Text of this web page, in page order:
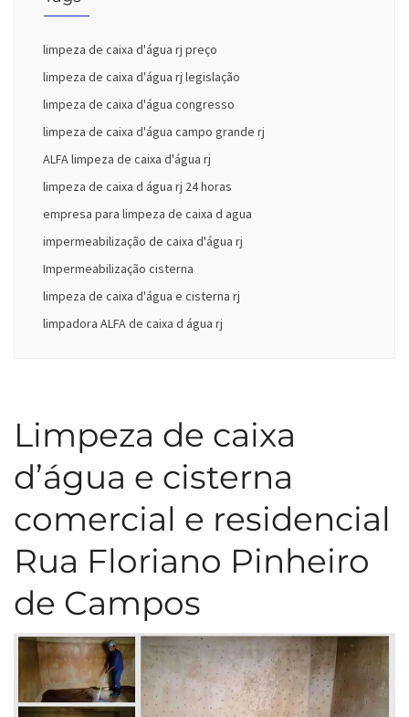
limpeza de caixa d'água rj preço
limpeza de caixa d'água rj legislação
limpeza de caixa d'água congresso
limpeza de caixa d'água campo grande rj
ALFA limpeza de caixa d'água rj
limpeza de caixa d água rj 24 horas
empresa para limpeza de caixa d agua
impermeabilização de caixa d'água rj
Impermeabilização cisterna
limpeza de caixa d'água e cisterna rj
limpadora ALFA de caixa d água rj
Limpeza de caixa
d’água e cisterna
comercial e residencial
Rua Floriano Pinheiro
de Campos